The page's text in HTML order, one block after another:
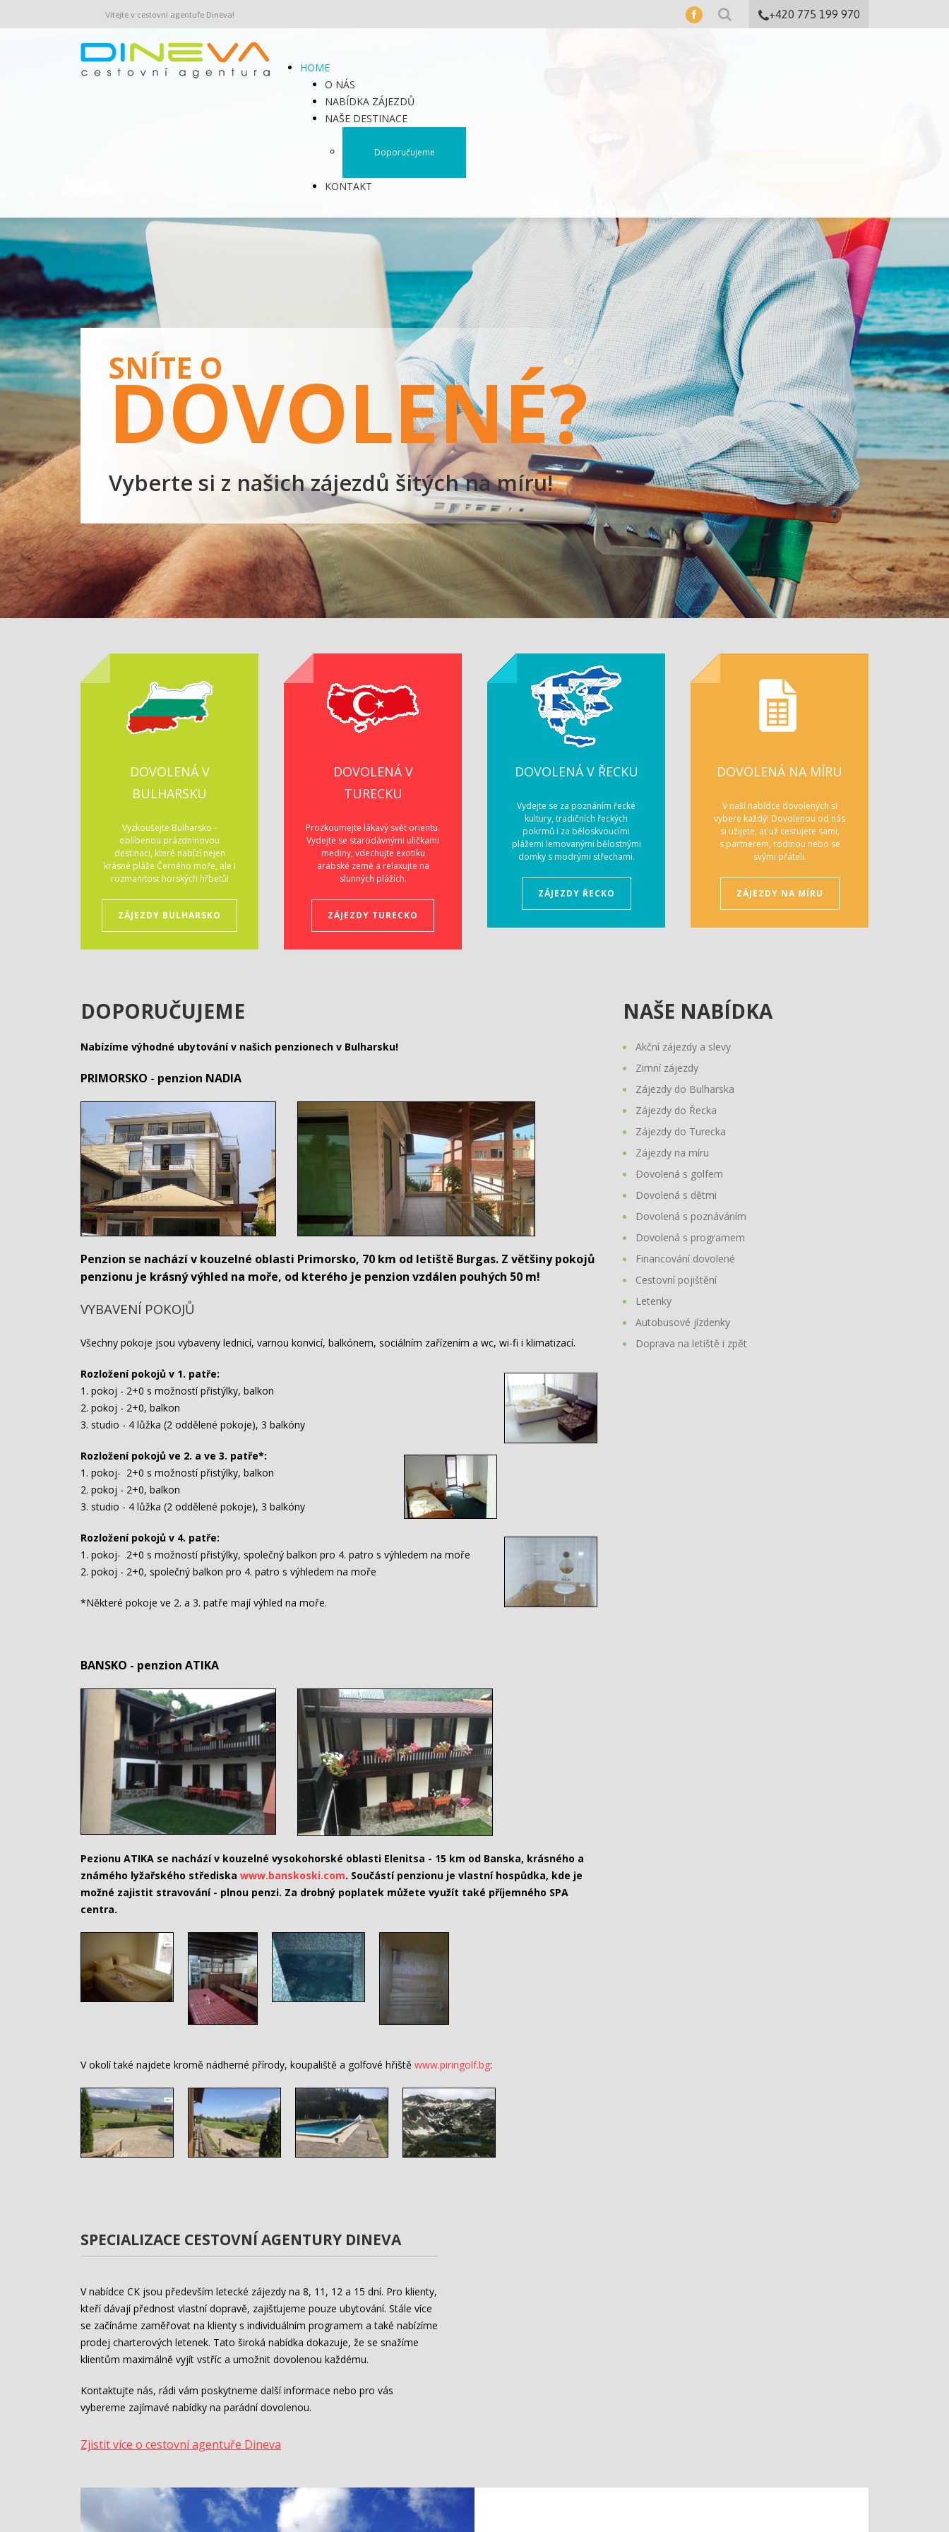
+420 775 199 970
Vítejte v cestovní agentuře Dineva!
HOME
O NÁS
NABÍDKA ZÁJEZDŮ
NAŠE DESTINACE
Doporučujeme
KONTAKT
SNÍTE O
DOVOLENÉ?
Vyberte si z našich zájezdů šitých na míru!
DOVOLENÁ V
BULHARSKU
Vyzkoušejte Bulharsko -
oblíbenou prázdninovou
destinaci, které nabízí nejen
krásné pláže Černého moře, ale i
rozmanitost horských hřbetů!
ZÁJEZDY BULHARSKO
DOVOLENÁ V
TURECKU
Prozkoumejte lákavý svět orientu.
Vydejte se starodávnými uličkami
mediny, vdechujte exotiku
arabské země a relaxujte na
slunných plážích.
ZÁJEZDY TURECKO
DOVOLENÁ V ŘECKU
Vydejte se za poznáním řecké
kultury, tradičních řeckých
pokrmů i za běloskvoucími
plážemi lemovanými bělostnými
domky s modrými střechami.
ZÁJEZDY ŘECKO
DOVOLENÁ NA MÍRU
V naší nabídce dovolených si
vybere každý! Dovolenou od nás
si užijete, ať už cestujete sami,
s partnerem, rodinou nebo se
svými přáteli.
ZÁJEZDY NA MÍRU
DOPORUČUJEME
Nabízíme výhodné ubytování v našich penzionech v Bulharsku!
PRIMORSKO - penzion NADIA
Penzion se nachází v kouzelné oblasti Primorsko, 70 km od letiště Burgas. Z většiny pokojů
penzionu je krásný výhled na moře, od kterého je penzion vzdálen pouhých 50 m!
VYBAVENÍ POKOJŮ
Všechny pokoje jsou vybaveny lednicí, varnou konvicí, balkónem, sociálním zařízením a wc, wi-fi i klimatizací.
Rozložení pokojů v 1. patře:
1. pokoj - 2+0 s možností přistýlky, balkon
2. pokoj - 2+0, balkon
3. studio - 4 lůžka (2 oddělené pokoje), 3 balkóny
Rozložení pokojů ve 2. a ve 3. patře*:
1. pokoj- 2+0 s možností přistýlky, balkon
2. pokoj - 2+0, balkon
3. studio - 4 lůžka (2 oddělené pokoje), 3 balkóny
Rozložení pokojů v 4. patře:
1. pokoj- 2+0 s možností přistýlky, společný balkon pro 4. patro s výhledem na moře
2. pokoj - 2+0, společný balkon pro 4. patro s výhledem na moře
*Některé pokoje ve 2. a 3. patře mají výhled na moře.
BANSKO - penzion ATIKA
Pezionu ATIKA se nachází v kouzelné vysokohorské oblasti Elenitsa - 15 km od Banska, krásného a
známého lyžařského střediska www.banskoski.com. Součástí penzionu je vlastní hospůdka, kde je
možné zajistit stravování - plnou penzi. Za drobný poplatek můžete využít také příjemného SPA
centra.
V okolí také najdete kromě nádherné přírody, koupaliště a golfové hřiště www.piringolf.bg:
NAŠE NABÍDKA
Akční zájezdy a slevy
Zimní zájezdy
Zájezdy do Bulharska
Zájezdy do Řecka
Zájezdy do Turecka
Zájezdy na míru
Dovolená s golfem
Dovolená s dětmi
Dovolená s poznáváním
Dovolená s programem
Financování dovolené
Cestovní pojištění
Letenky
Autobusové jízdenky
Doprava na letiště i zpět
SPECIALIZACE CESTOVNÍAGENTURY DINEVA
V nabídce CK jsou především letecké zájezdy na 8, 11, 12 a 15 dní. Pro klienty,
kteří dávají přednost vlastní dopravě, zajišťujeme pouze ubytování. Stále více
se začínáme zaměřovat na klienty s individuálním programem a také nabízíme
prodej charterových letenek. Tato široká nabídka dokazuje, že se snažíme
klientům maximálně vyjít vstříc a umožnit dovolenou každému.
Kontaktujte nás, rádi vám poskytneme další informace nebo pro vás
vybereme zajímavé nabídky na parádní dovolenou.
Zjistit více o cestovní agentuře Dineva